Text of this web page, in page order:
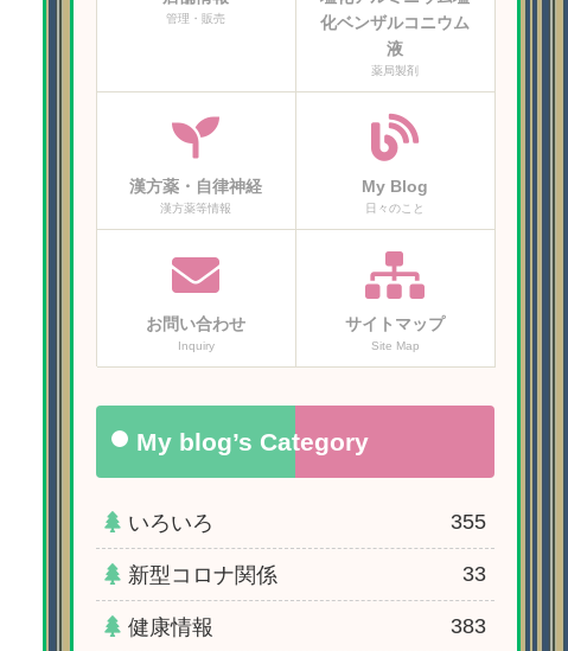
管理・販売
化ベンザルコニウム
液
薬局製剤
漢方薬・自律神経
漢方薬等情報
My Blog
日々のこと
お問い合わせ
Inquiry
サイトマップ
Site Map
My blog’s Category
いろいろ 355
新型コロナ関係 33
健康情報 383